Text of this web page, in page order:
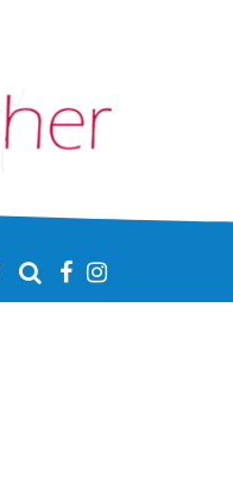
RECHERCHE
LIEN
VERSVERS